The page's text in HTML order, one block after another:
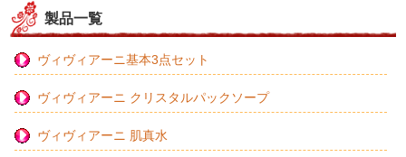
製品一覧
ヴィヴィアーニ基本3点セット
ヴィヴィアーニ クリスタルパックソープ
ヴィヴィアーニ 肌真水